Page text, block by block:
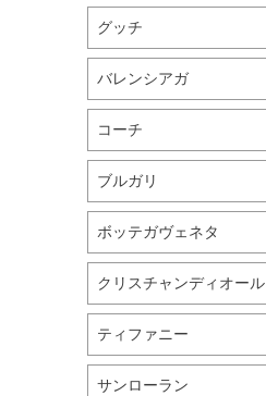
グッチ
バレンシアガ
コーチ
ブルガリ
ボッテガヴェネタ
クリスチャンディオール
ティファニー
サンローラン